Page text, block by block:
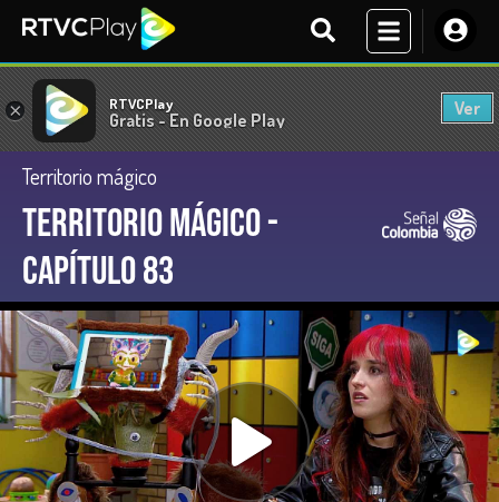
× RTVCPlay
Gratis - En Google Play
Ver
Territorio mágico
Territorio Mágico -
Capítulo 83